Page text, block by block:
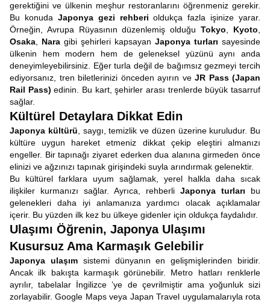
gerektiğini ve ülkenin meşhur restoranlarını öğrenmeniz gerekir.
Bu konuda Japonya gezi rehberi oldukça fazla işinize yarar.
Örneğin, Avrupa Rüyasının düzenlemiş olduğuTokyo Kyoto
Osaka
Nara gibi şehirleri kapsayan Japonya turları sayesinde
ülkenin hem modern hem de geleneksel yüzünü aynı anda
deneyimleyebilirsiniz. Eğer turla değil de bağımsız gezmeyi tercih
ediyorsanız, tren biletlerinizi önceden ayırın ve JR Pass (Japan
Rail Pass) edinin. Bu kart, şehirler arası trenlerde büyük tasarruf
sağlar.
Kültürel Detaylara Dikkat Edin
Japonya kültürü , saygı, temizlik ve düzen üzerine kuruludur. Bu
kültüre uygun hareket etmeniz dikkat çekip eleştiri almanızı
engeller. Bir tapınağı ziyaret ederken dua alanına girmeden önce
elinizi ve ağzınızı tapınak girişindeki suyla arındırmak gelenektir.
Bu kültürel farklara uyum sağlamak, yerel halkla daha sıcak
ilişkiler kurmanızı sağlar. Ayrıca, rehberli Japonya turları bu
gelenekleri daha iyi anlamanıza yardımcı olacak açıklamalar
içerir. Bu yüzden ilk kez bu ülkeye gidenler için oldukça faydalıdır.
Ulaşımı Öğrenin, Japonya Ulaşımı
Kusursuz Ama Karmaşık Gelebilir
Japonya ulaşımsistemi dünyanın en gelişmişlerinden biridir.
Ancak ilk bakışta karmaşık görünebilir. Metro hatları renklerle
ayrılır, tabelalar İngilizce ’ye de çevrilmiştir ama yoğunluk sizi
zorlayabilir. Google Maps veya Japan Travel uygulamalarıyla rota